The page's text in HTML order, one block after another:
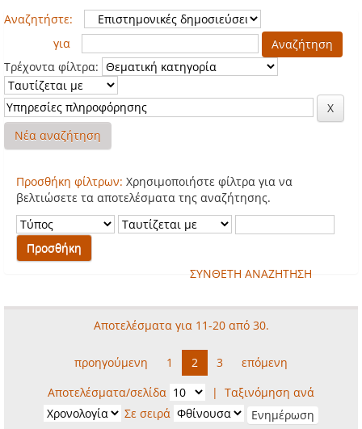
Αναζητήστε:
για
Τρέχοντα φίλτρα:
Νέα αναζήτηση
Προσθήκη φίλτρων: Χρησιμοποιήστε φίλτρα για να
βελτιώσετε τα αποτελέσματα της αναζήτησης.
ΣΥΝΘΕΤΗ ΑΝΑΖΗΤΗΣΗ
Αποτελέσματα για 11-20 από 30.
προηγούμενη 1 2 3
επόμενη
Αποτελέσματα/σελίδα
| Ταξινόμηση ανά
Σε σειρά